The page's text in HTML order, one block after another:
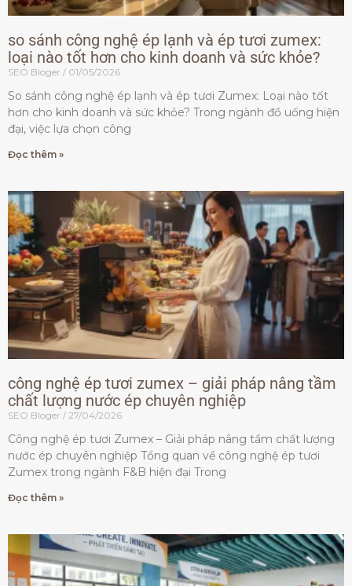
so sánh công nghệ ép lạnh và ép tươi zumex:
loại nào tốt hơn cho kinh doanh và sức khỏe?
SEO Bloger 01/05/2026
So sánh công nghệ ép lạnh và ép tươi Zumex: Loại nào tốt
hơn cho kinh doanh và sức khỏe? Trong ngành đồ uống hiện
đại, việc lựa chọn công
Đọc thêm »
công nghệ ép tươi zumex – giải pháp nâng tầm
chất lượng nước ép chuyên nghiệp
SEO Bloger 27/04/2026
Công nghệ ép tươi Zumex – Giải pháp nâng tầm chất lượng
nước ép chuyên nghiệp Tổng quan về công nghệ ép tươi
Zumex trong ngành F&B hiện đại Trong
Đọc thêm »